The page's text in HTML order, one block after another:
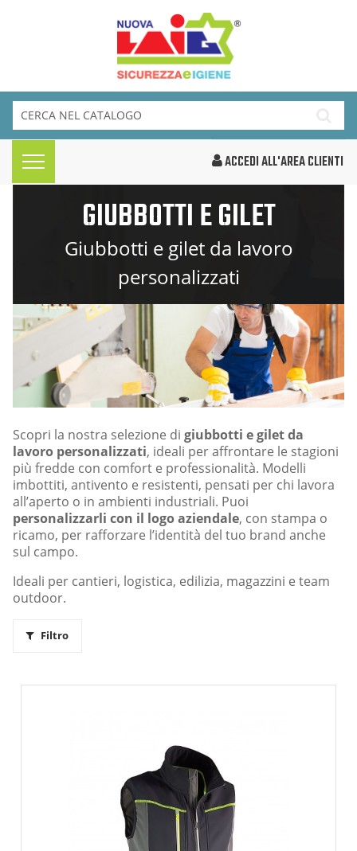
ACCEDI ALL'AREA CLIENTI
GIUBBOTTI E GILET
Giubbotti e gilet da lavoro
personalizzati
Scopri la nostra selezione di giubbotti e gilet da
lavoro personalizzati, ideali per affrontare le stagioni
più fredde con comfort e professionalità. Modelli
imbottiti, antivento e resistenti, pensati per chi lavora
all’aperto o in ambienti industriali. Puoi
personalizzarli con il logo aziendale, con stampa o
ricamo, per rafforzare l’identità del tuo brand anche
sul campo.
Ideali per cantieri, logistica, edilizia, magazzini e team
outdoor.
Filtro